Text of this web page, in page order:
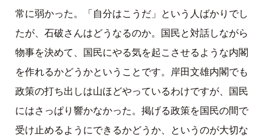
常に弱かった。「自分はこうだ」という人ばかりでし
たが、石破さんはどうなるのか。国民と対話しながら
物事を決めて、国民にやる気を起こさせるような内閣
を作れるかどうかということです。岸田文雄内閣でも
政策の打ち出しは山ほどやっているわけですが、国民
にはさっぱり響かなかった。掲げる政策を国民の間で
受け止めるようにできるかどうか、というのが大切な